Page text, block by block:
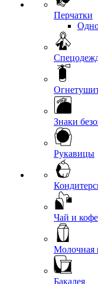
Перчатки
Знаки
Рукавицы
Чай и кофе
Молочная
Бакалея